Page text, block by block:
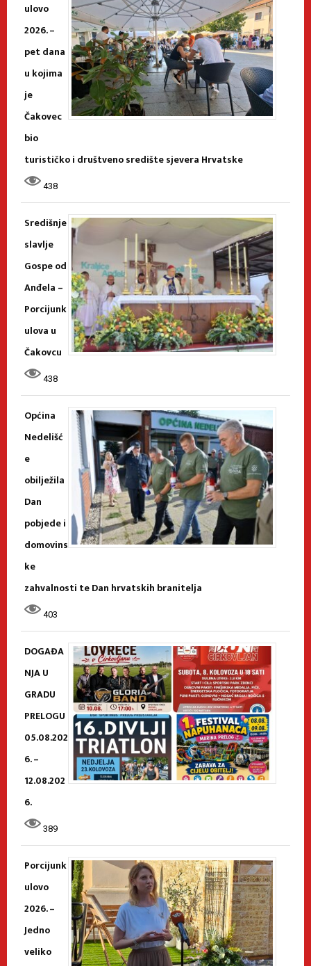
ulovo
2026. –
pet dana
u kojima
je
Čakovec
bio
turističko i društveno središte sjevera Hrvatske
438
Središnje
slavlje
Gospe od
Anđela –
Porcijunk
ulova u
Čakovcu
438
Općina
Nedelišć
e
obilježila
Dan
pobjede i
domovins
ke
zahvalnosti te Dan hrvatskih branitelja
403
DOGAĐA
NJA U
GRADU
PRELOGU
05.08.202
6. –
12.08.202
6.
389
Porcijunk
ulovo
2026. –
Jedno
veliko